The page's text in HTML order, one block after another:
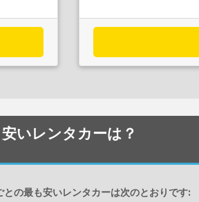
いレンタカーは？
との最も安いレンタカーは次のとおりです: